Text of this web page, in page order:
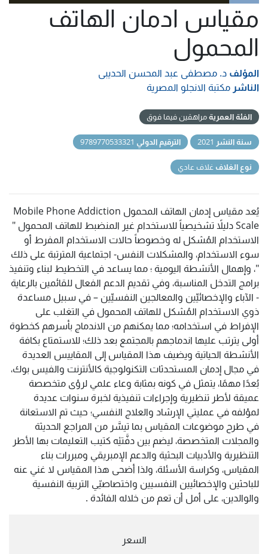
مقياس ادمان الهاتف
المحمول
المؤلف د. مصطفى عبد المحسن الحديبى
الناشر مكتبة الانجلو المصرية
الفئة العمريةمراهقين فيما فوق
سنة النشر الترقيم الدولي
نوع الغلاف غلاف عادي
يُعد مقياس إدمان الهاتف المحمول Mobile Phone Addiction
Scale دليلاً تشخيصياً للاستخدام غير المنضبط للهاتف المحمول "
الاستخدام المُشكل له وخصوصاً حالات الاستخدام المفرط أو
سوء الاستخدام، والمشكلات النفس- اجتماعية المترتبة على ذلك
"، وإهمال الأنشطة اليومية ؛ مما يساعد في التخطيط لبناء وتنفيذ
برامج التدخل المناسبة، وفي تقديم الدعم الفعال للقائمين بالرعاية
- الآباء والإخصائيِّين والمعالجين النفسيِّين – في سبيل مساعدة
ذوي الاستخدام المُشكل للهاتف المحمول في التغلب على
الإفراط في استخدامه؛ مما يمكنهم من الاندماج بأسرهم كخطوة
أولى يترتب عليها اندماجهم بالمجتمع بعد ذلك؛ للاستمتاع بكافة
الأنشطة الحياتية ويضيف هذا المقياس إلى المقاييس العديدة
في مجال إدمان المستحدثات التكنولوجية كالأنترنت والفيس بوك،
بُعدًا مهمًا، يتمثل في كونه بمثابة وعاء علمي لرؤى متخصصة
عميقة لأطر تنظيرية وإجراءات تنفيذية لخبرة سنوات عديدة
لمؤلفه في عمليتي الإرشاد والعلاج النفسي؛ حيث تم الاستعانة
في طرح موضوعات المقياس بما تيسَّر من المراجع الحديثة
والمجلات المتخصصة، ليضم بين دفَّتيْه كتيب التعليمات بها الأطر
التنظيرية والأدبيات البحثية والدعم الإمبريقي ومبررات بناء
المقياس، وكراسة الأسئلة، ولذا أضحى هذا المقياس لا غني عنه
للباحثين والإخصائيين النفسيين واختصاصيّي التربية النفسية
والوالدين، على أمل أن تعم من خلاله الفائدة .
السعر